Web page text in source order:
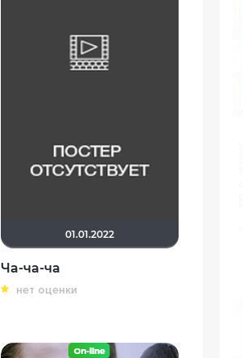
01.01.2022
Ча-ча-ча
нет оценки